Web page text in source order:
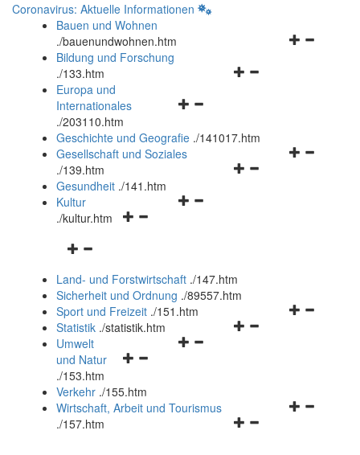
Coronavirus: Aktuelle Informationen
Bauen und Wohnen
./bauenundwohnen.htm
Navigationsmenü
Bildung und Forschung
./133.htm
Navigationsmenü
und
schließen
Europa und
Internationales
./203110.htm
Geschichte und Geografie ./141017.htm
Navigationsmenü
Gesellschaft und Soziales
./139.htm
Navigationsmenü
Gesundheit ./141.htm
Navigationsmenü
Kultur
./kultur.htm
Navigationsmenü
und
schließen
Land- und Forstwirtschaft ./147.htm
Sicherheit und Ordnung ./89557.htm
Navigationsmenü
Sport und Freizeit ./151.htm
Navigationsmenü
Statistik ./statistik.htm
Navigationsmenü
und
schließen
Umwelt
und Natur
./153.htm
Verkehr ./155.htm
Navigationsmenü
Wirtschaft, Arbeit und Tourismus
./157.htm